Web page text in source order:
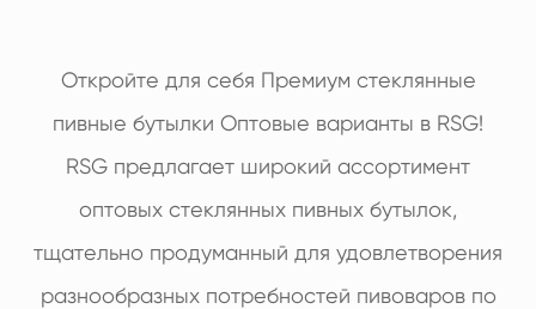
Откройте для себя Премиум стеклянные
пивные бутылки Оптовые варианты в RSG!
RSG предлагает широкий ассортимент
оптовых стеклянных пивных бутылок,
тщательно продуманный для удовлетворения
разнообразных потребностей пивоваров по